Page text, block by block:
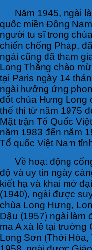
Năm 1945, ngài
quốc miền Đông
người tu sĩ trong
chiến chống Pháp,
ngài cũng đã tham
Long Thắng chào
tại Paris ngày 14
ngài hưởng ứng
đốt chùa Hưng Long
thể thì từ năm 1975
Mặt trận Tổ Quốc
năm 1983 đến năm
Tổ quốc Việt Nam
Về hoạt động
độ và uy tín ngày
kiết hạ và khai mở
(1940), ngài được
chùa Long Hưng,
Dậu (1957) ngài làm
ma A xà lê tại trường
Long Sơn (Thới Hòa,